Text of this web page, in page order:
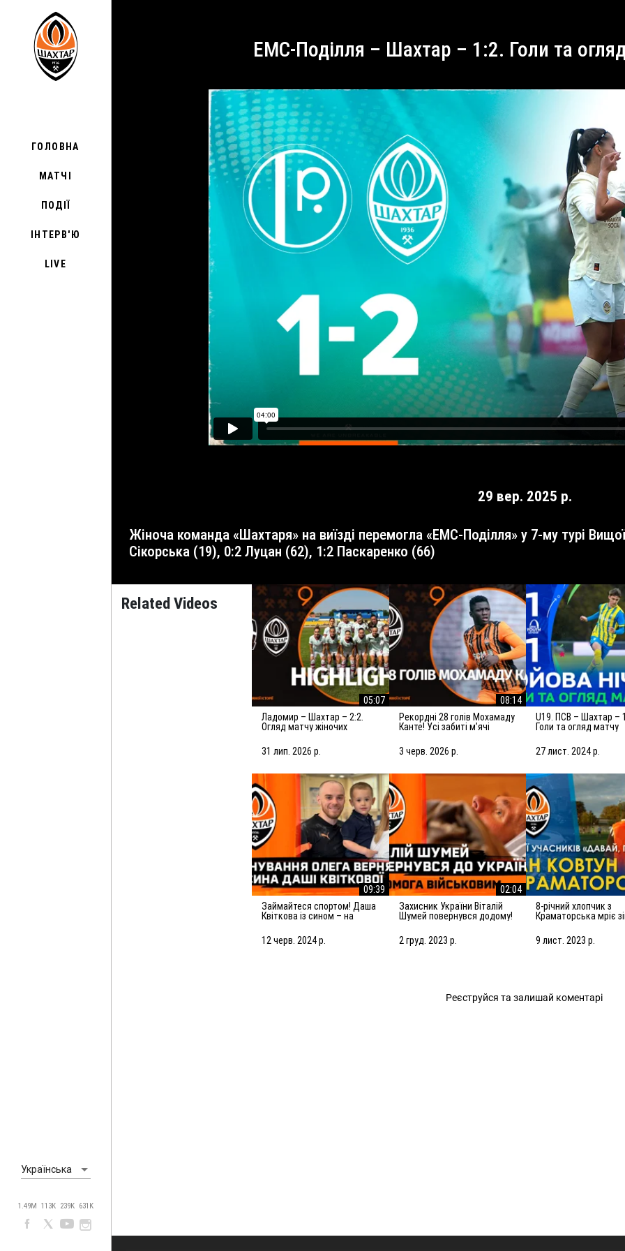
ГОЛОВНА
МАТЧІ
ПОДІЇ
ІНТЕРВ'Ю
LIVE
Українська
1.49M 113K 239K 631K
ЕМС-Поділля – Шахтар – 1:2. Голи та
29 вер. 2025 р.
Жіноча команда «Шахтаря» на виїзді перемогла «ЕМС-Поділля» у 7-му турі Вищої ліги. «ЕМС-Поділля» – «Шахтар» – 1:2 Голи: 0:1
Сікорська (19), 0:2 Луцан (62), 1:2 Паскаренко (66)
Related Videos
05:07
Ладомир – Шахтар – 2:2.
Огляд матчу жіночих
31 лип. 2026 р.
08:14
Рекордні 28 голів Мохамаду
Канте! Усі забиті мʼячі
сезоні-2025/26
3 черв. 2026 р.
U19. ПСВ – Шахтар – 1:1.
Голи та огляд матчу
(27.11.2024)
27 лист. 2024 р.
09:39
Займайтеся спортом! Даша
Квіткова із сином – на
12 черв. 2024 р.
02:04
Захисник України Віталій
Шумей повернувся додому!
Шахтаря
2 груд. 2023 р.
8-річний хлопчик з
Краматорська мріє
учасників Давай, грай!
9 лист. 2023 р.